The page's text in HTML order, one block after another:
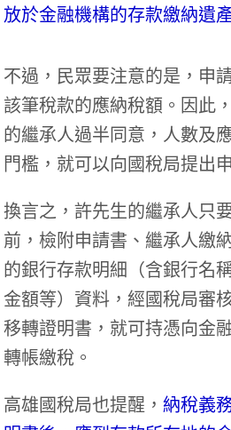
放於金融機構的存款繳納遺
不過，民眾要注意的是，申
該筆稅款的應納稅額。因此
的繼承人過半同意，人數及
門檻，就可以向國稅局提出
換言之，許先生的繼承人只
前，檢附申請書、繼承人繳
的銀行存款明細（含銀行名
金額等）資料，經國稅局審
移轉證明書，就可持憑向金
轉帳繳稅。
高雄國稅局也提醒，納稅義